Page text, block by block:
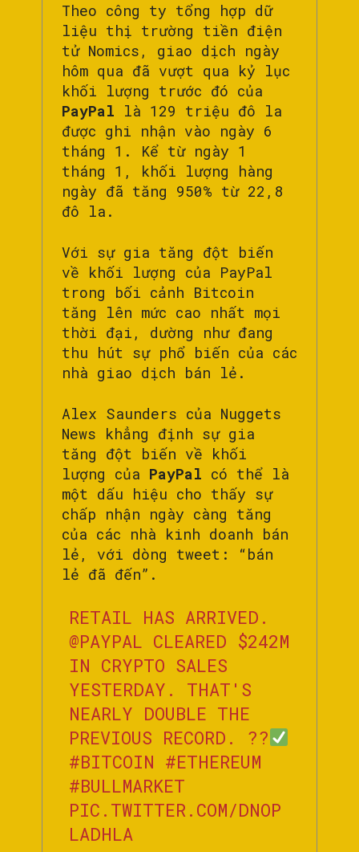
Theo công ty tổng hợp dữ
liệu thị trường tiền điện
tử Nomics, giao dịch ngày
hôm qua đã vượt qua kỷ lục
khối lượng trước đó của
PayPal là 129 triệu đô la
được ghi nhận vào ngày 6
tháng 1. Kể từ ngày 1
tháng 1, khối lượng hàng
ngày đã tăng 950% từ 22,8
đô la.
Với sự gia tăng đột biến
về khối lượng của PayPal
trong bối cảnh Bitcoin
tăng lên mức cao nhất mọi
thời đại, dường như đang
thu hút sự phổ biến của các
nhà giao dịch bán lẻ.
Alex Saunders của Nuggets
News khẳng định sự gia
tăng đột biến về khối
lượng của PayPal có thể là
một dấu hiệu cho thấy sự
chấp nhận ngày càng tăng
của các nhà kinh doanh bán
lẻ, với dòng tweet: “bán
lẻ đã đến”.
RETAIL HAS ARRIVED.
@PAYPAL CLEARED $242M
IN CRYPTO SALES
YESTERDAY. THAT'S
NEARLY DOUBLE THE
PREVIOUS RECORD. ??
#BITCOIN #ETHEREUM
#BULLMARKET
PIC.TWITTER.COM/DNOP
LADHLA